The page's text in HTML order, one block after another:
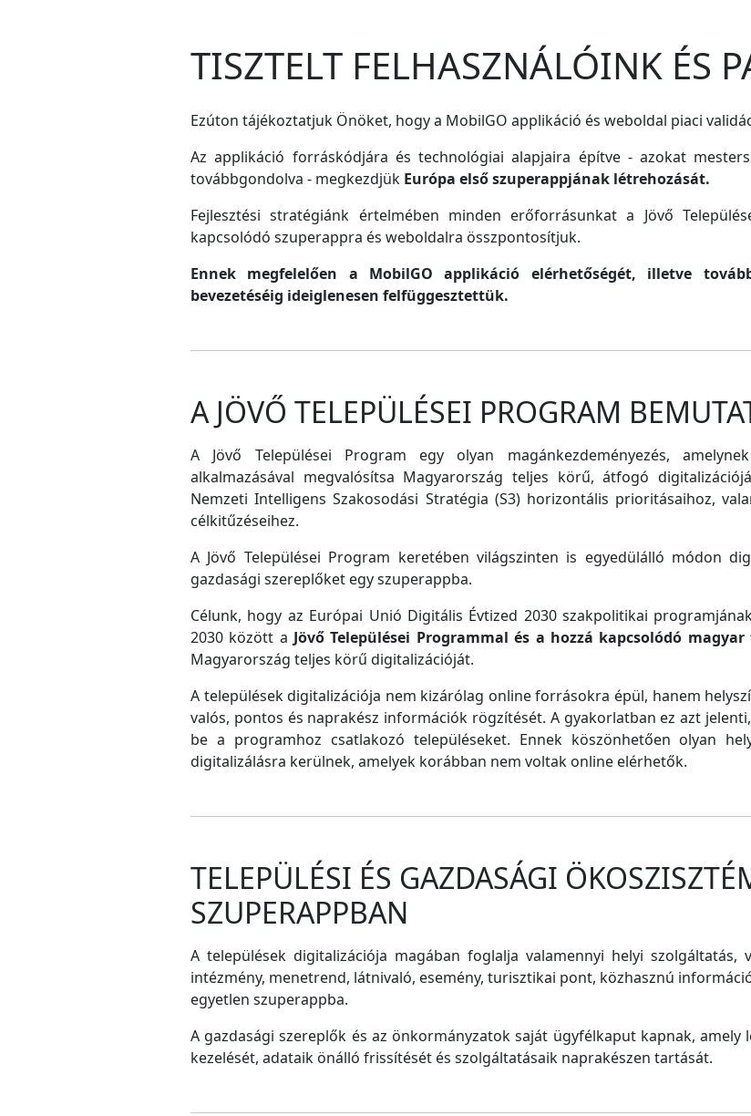
TISZTELT FELHASZNÁLÓINK ÉS
Ezúton tájékoztatjuk Önöket, hogy a MobilGO applikáció és weboldal piaci
Az applikáció forráskódjára és technológiai alapjaira építve - azokat
továbbgondolva - megkezdjük Európa első szuperappjának létrehozását.
Fejlesztési stratégiánk értelmében minden erőforrásunkat a Jövő
kapcsolódó szuperappra és weboldalra összpontosítjuk.
Ennek megfelelően a MobilGO applikáció elérhetőségét, illetve
bevezetéséig ideiglenesen felfüggesztettük.
A JÖVŐ TELEPÜLÉSEI PROGRAM
A Jövő Települései Program egy olyan magánkezdeményezés,
alkalmazásával megvalósítsa Magyarország teljes körű, átfogó
Nemzeti Intelligens Szakosodási Stratégia (S3) horizontális prioritásaihoz,
célkitűzéseihez.
A Jövő Települései Program keretében világszinten is egyedülálló módon
gazdasági szereplőket egy szuperappba.
Célunk, hogy az Európai Unió Digitális Évtized 2030 szakpolitikai
2030 között a Jövő Települései Programmal és a hozzá kapcsolódó
Magyarország teljes körű digitalizációját.
A települések digitalizációja nem kizárólag online forrásokra épül, hanem
valós, pontos és naprakész információk rögzítését. A gyakorlatban ez azt
be a programhoz csatlakozó településeket. Ennek köszönhetően olyan
digitalizálásra kerülnek, amelyek korábban nem voltak online elérhetők.
TELEPÜLÉSI ÉS GAZDASÁGI
SZUPERAPPBAN
A települések digitalizációja magában foglalja valamennyi helyi szolgáltatás,
intézmény, menetrend, látnivaló, esemény, turisztikai pont, közhasznú
egyetlen szuperappba.
A gazdasági szereplők és az önkormányzatok saját ügyfélkaput kapnak,
kezelését, adataik önálló frissítését és szolgáltatásaik naprakészen tartását.